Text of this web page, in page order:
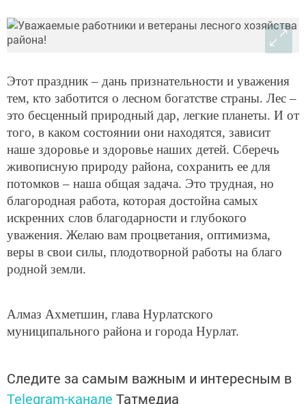
Этот праздник – дань признательности и уважения
тем, кто заботится о лесном богатстве страны. Лес –
это бесценный природный дар, легкие планеты. И от
того, в каком состоянии они находятся, зависит
наше здоровье и здоровье наших детей. Сберечь
живописную природу района, сохранить ее для
потомков – наша общая задача. Это трудная, но
благородная работа, которая достойна самых
искренних слов благодарности и глубокого
уважения. Желаю вам процветания, оптимизма,
веры в свои силы, плодотворной работы на благо
родной земли.
Алмаз Ахметшин, глава Нурлатского
муниципального района и города Нурлат.
Следите за самым важным и интересным в
Telegram-канале Татмедиа